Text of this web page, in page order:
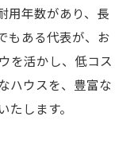
用年数があり、長
もある代表が、お
を活かし、低コス
ハウスを、豊富な
します。